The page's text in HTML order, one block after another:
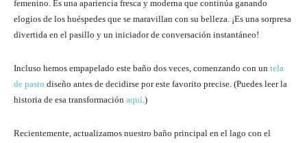
femenino. Es una apariencia fresca y moderna que continúa ganando
elogios de los huéspedes que se maravillan con su belleza. ¡Es una sorpresa
divertida en el pasillo y un iniciador de conversación instantáneo!
Incluso hemos empapelado este baño dos veces, comenzando con un tela
de pasto diseño antes de decidirse por este favorito precise. (Puedes leer la
historia de esa transformación aquí.)
Recientemente, actualizamos nuestro baño principal en el lago con el